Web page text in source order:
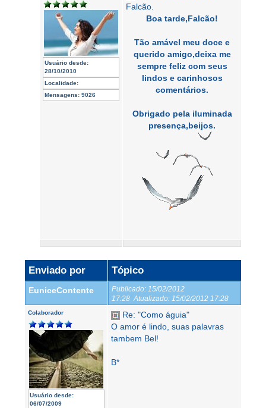
Usuário desde:
28/10/2010
Localidade:
Mensagens: 9026
Falcão.
Boa tarde,Falcão!
Tão amável meu doce e
querido amigo,deixa me
sempre feliz com seus
lindos e carinhosos
comentários.
Obrigado pela iluminada
presença,beijos.
Enviado por Tópico
EuniceContente Publicado: 15/02/2012
17:28 Atualizado: 15/02/2012 17:28
Colaborador
Usuário desde:
06/07/2009
Re: "Como águia"
O amor é lindo, suas palavras
tambem Bel!
B*